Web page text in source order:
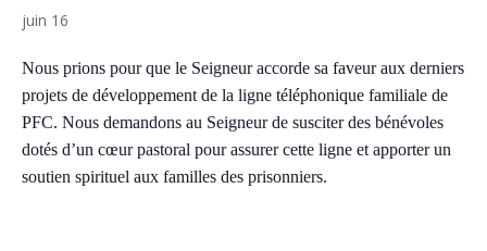
juin 16
Nous prions pour que le Seigneur accorde sa faveur aux derniers
projets de développement de la ligne téléphonique familiale de
PFC. Nous demandons au Seigneur de susciter des bénévoles
dotés d’un cœur pastoral pour assurer cette ligne et apporter un
soutien spirituel aux familles des prisonniers.